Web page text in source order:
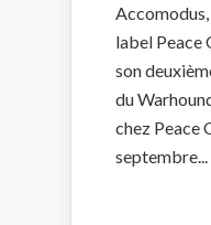
label
son
du
chez Peace
septembre...